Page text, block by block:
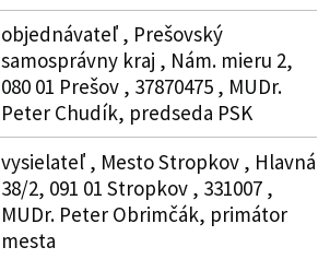
objednávateľ , Prešovský
samosprávny kraj , Nám. mieru 2,
080 01 Prešov , 37870475 , MUDr.
Peter Chudík, predseda PSK
vysielateľ , Mesto Stropkov , Hlavná
38/2, 091 01 Stropkov , 331007 ,
MUDr. Peter Obrimčák, primátor
mesta